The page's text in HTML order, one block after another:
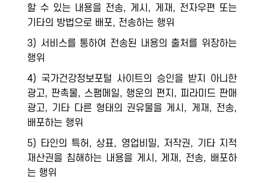
할 수 있는 내용을 전송, 게시, 게재, 전자우편 또는
기타의 방법으로 배포, 전송하는 행위
3) 서비스를 통하여 전송된 내용의 출처를 위장하는
행위
4) 국가건강정보포털 사이트의 승인을 받지 아니한
광고, 판촉물, 스팸메일, 행운의 편지, 피라미드 판매
광고, 기타 다른 형태의 권유물을 게시, 게재, 전송,
배포하는 행위
5) 타인의 특허, 상표, 영업비밀, 저작권, 기타 지적
재산권을 침해하는 내용을 게시, 게재, 전송, 배포하
는 행위